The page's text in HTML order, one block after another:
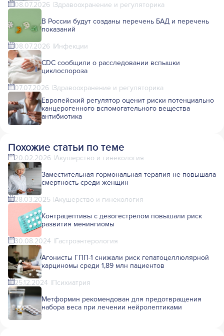
08.07.2026 Здравоохранение и регуляторика
В России будут созданы перечень БАД и перечень
показаний
08.07.2026 Инфекции
CDC сообщили о расследовании вспышки
циклоспороза
07.07.2026 Здравоохранение и регуляторика
Европейский регулятор оценит риски потенциально
канцерогенного вспомогательного вещества
антибиотика
Похожие статьи по теме
20.02.2026 Акушерство и гинекология
Заместительная гормональная терапия не повышала
смертность среди женщин
28.03.2025 Акушерство и гинекология
Контрацептивы с дезогестрелом повышали риск
развития менингиомы
30.08.2024 Гастроэнтерология
Агонисты ГПП-1 снижали риск гепатоцеллюлярной
карциномы среди 1,89 млн пациентов
25.12.2024 Психиатрия
Метформин рекомендован для предотвращения
набора веса при лечении нейролептиками